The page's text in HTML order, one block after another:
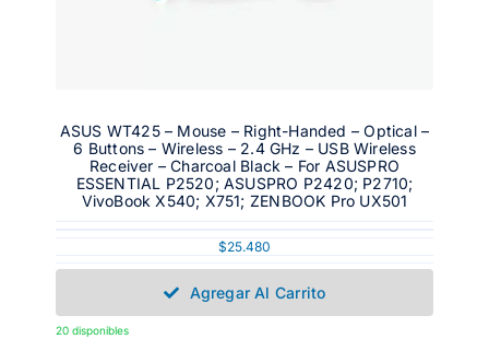
ASUS WT425 – Mouse – Right-Handed – Optical –
6 Buttons – Wireless – 2.4 GHz – USB Wireless
Receiver – Charcoal Black – For ASUSPRO
ESSENTIAL P2520; ASUSPRO P2420; P2710;
VivoBook X540; X751; ZENBOOK Pro UX501
$25.480
Agregar Al Carrito
20 disponibles